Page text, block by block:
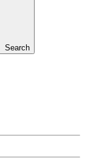
Search